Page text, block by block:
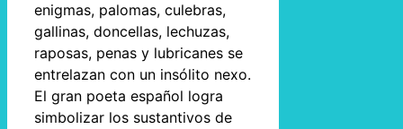
enigmas, palomas, culebras,
gallinas, doncellas, lechuzas,
raposas, penas y lubricanes se
entrelazan con un insólito nexo.
El gran poeta español logra
simbolizar los sustantivos de